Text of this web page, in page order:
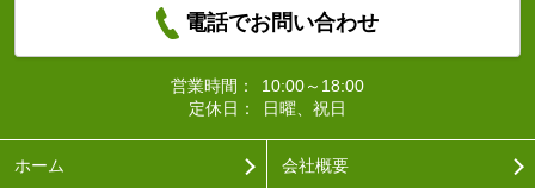
電話でお問い合わせ
営業時間：
10:00～18:00
定休日：
日曜、祝日
ホーム 会社概要